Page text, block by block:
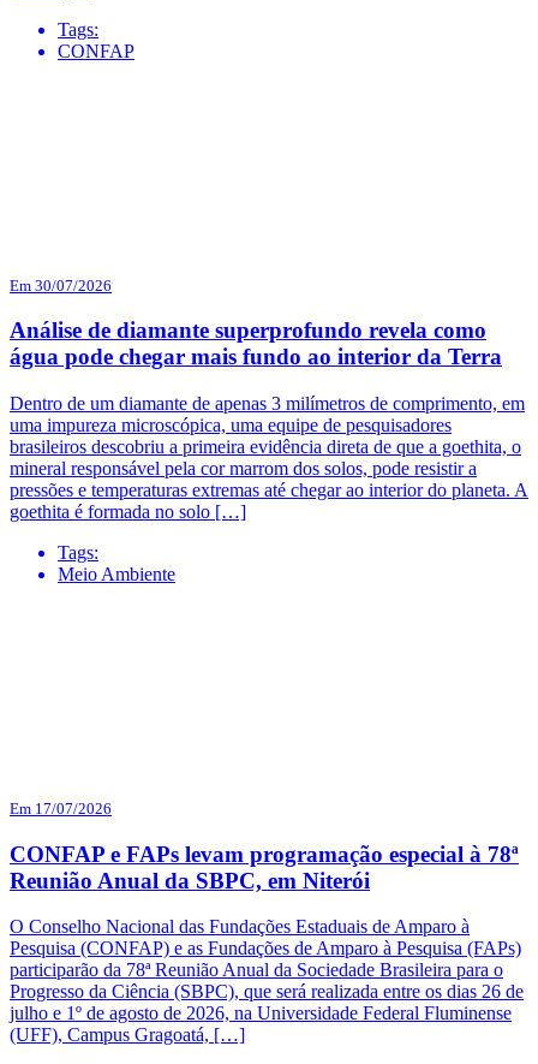
Tags:
CONFAP
Em 30/07/2026
Análise de diamante superprofundo revela como
água pode chegar mais fundo ao interior da Terra
Dentro de um diamante de apenas 3 milímetros de comprimento, em
uma impureza microscópica, uma equipe de pesquisadores
brasileiros descobriu a primeira evidência direta de que a goethita, o
mineral responsável pela cor marrom dos solos, pode resistir a
pressões e temperaturas extremas até chegar ao interior do planeta. A
goethita é formada no solo […]
Tags:
Meio Ambiente
Em 17/07/2026
CONFAP e FAPs levam programação especial à 78ª
Reunião Anual da SBPC, em Niterói
O Conselho Nacional das Fundações Estaduais de Amparo à
Pesquisa (CONFAP) e as Fundações de Amparo à Pesquisa (FAPs)
participarão da 78ª Reunião Anual da Sociedade Brasileira para o
Progresso da Ciência (SBPC), que será realizada entre os dias 26 de
julho e 1º de agosto de 2026, na Universidade Federal Fluminense
(UFF), Campus Gragoatá, […]